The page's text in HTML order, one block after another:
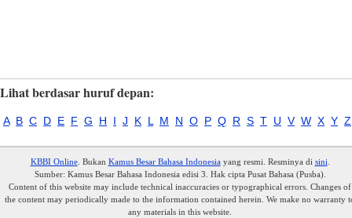
Lihat berdasar huruf depan:
A B C D E F G H I J K L M N O P Q R S T U V W X Y Z
KBBI Online. Bukan Kamus Besar Bahasa Indonesiayang resmi. Resminya di sini
Sumber: Kamus Besar Bahasa Indonesia edisi 3. Hak cipta Pusat Bahasa (Pusba).
Content of this website may include technical inaccuracies or typographical errors. Changes of
the content may periodically made to the information contained herein. We make no warranty
any materials in this website.